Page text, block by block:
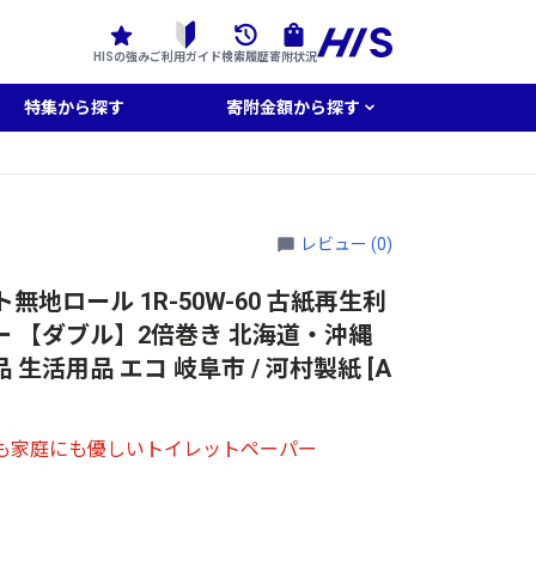
HISの強みご利用ガイド検索履歴寄附状況
特集から探す 寄附金額から探す
レビュー (0)
地ロール 1R-50W-60 古紙再生利
【ダブル】2倍巻き 北海道・沖縄
生活用品 エコ 岐阜市 / 河村製紙 [A
家庭にも優しいトイレットペーパー